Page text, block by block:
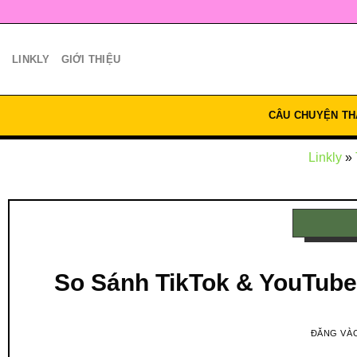
LINKLY GIỚI THIỆU
CÂU CHUYỆN
Linkly»
So Sánh TikTok &
ĐĂNG